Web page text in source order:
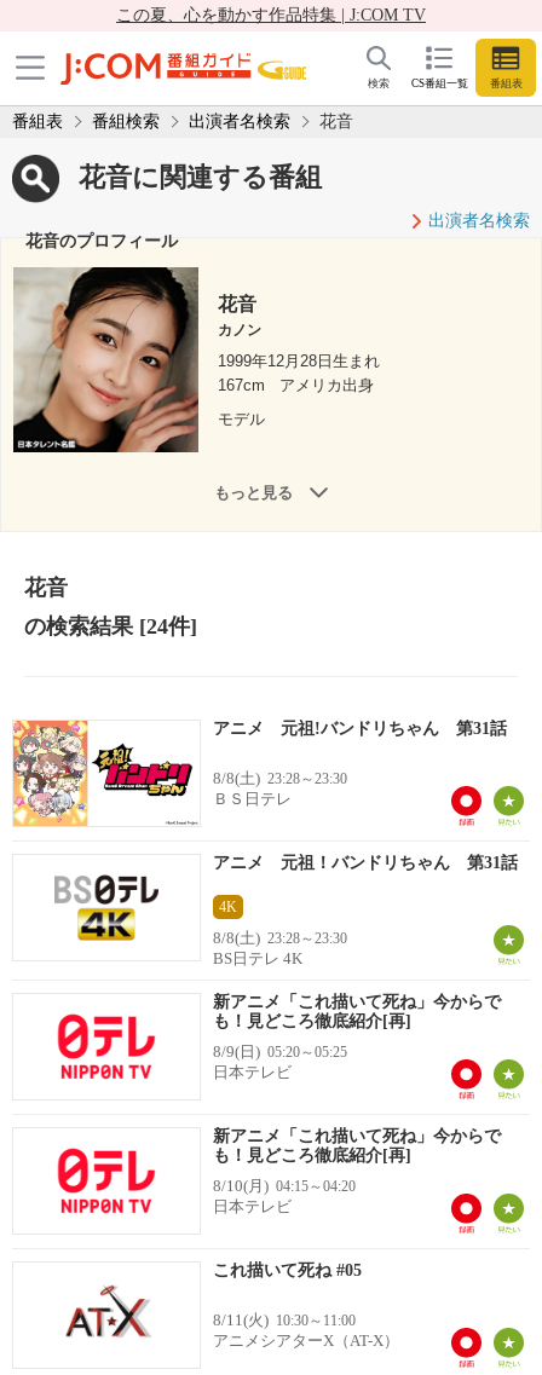
この夏、心を動かす作品特集 | J:COM TV
CS番組一覧 番組表
検索
番組表 番組検索 出演者名検索 花音
花音に関連する番組
出演者名検索
花音のプロフィール
花音
カノン
1999年12月28日生まれ
167cm
アメリカ出身
モデル
もっと見る
花音
の検索結果[24件]
アニメ 元祖!バンドリちゃん 第31話
8/8(土) 23:28～23:30
ＢＳ日テレ
アニメ 元祖！バンドリちゃん 第31話
4K
8/8(土) 23:28～23:30
BS日テレ 4K
新アニメ「これ描いて死ね」今からで
も！見どころ徹底紹介[再]
8/9(日) 05:20～05:25
日本テレビ
新アニメ「これ描いて死ね」今からで
も！見どころ徹底紹介[再]
8/10(月) 04:15～04:20
日本テレビ
これ描いて死ね #05
8/11(火) 10:30～11:00
アニメシアターX（AT-X）